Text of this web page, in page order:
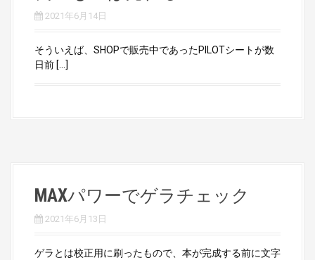
2021年6月14日
そういえば、SHOPで販売中であったPILOTシートが数
日前 […]
MAXパワーでゲラチェック
2021年6月13日
ゲラとは校正用に刷ったもので、本が完成する前に文字